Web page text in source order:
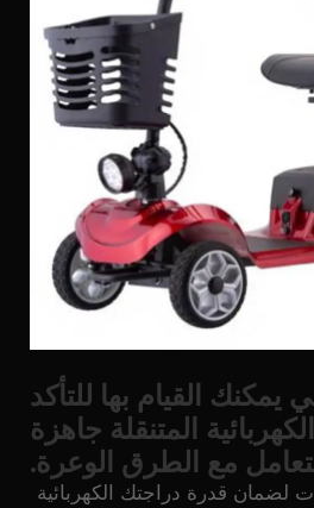
يمكنك القيام بها للتأكد
المتنقلة جاهزة
مع الطرق الوعرة.
لضمان قدرة دراجتك الكهربائية